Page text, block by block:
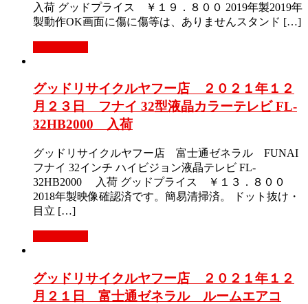
入荷 グッドプライス ￥１９．８００ 2019年製2019年
製動作OK画面に傷に傷等は、ありませんスタンド […]
グッドリサイクルヤフー店 ２０２１年１２
月２３日 フナイ 32型液晶カラーテレビ FL-
32HB2000 入荷
グッドリサイクルヤフー店 富士通ゼネラル FUNAI
フナイ 32インチ ハイビジョン液晶テレビ FL-
32HB2000 入荷 グッドプライス ￥１３．８００
2018年製映像確認済です。簡易清掃済。 ドット抜け・
目立 […]
グッドリサイクルヤフー店 ２０２１年１２
月２１日 富士通ゼネラル ルームエアコ